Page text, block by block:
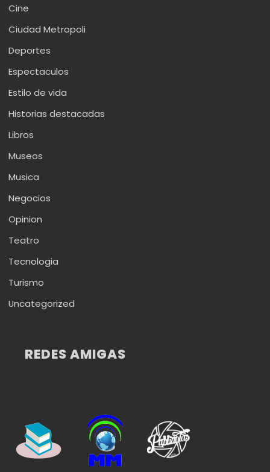
Cine
Ciudad Metropoli
Deportes
Espectaculos
Estilo de vida
Historias destacadas
Libros
Museos
Musica
Negocios
Opinion
Teatro
Tecnologia
Turismo
Uncategorized
REDES AMIGAS